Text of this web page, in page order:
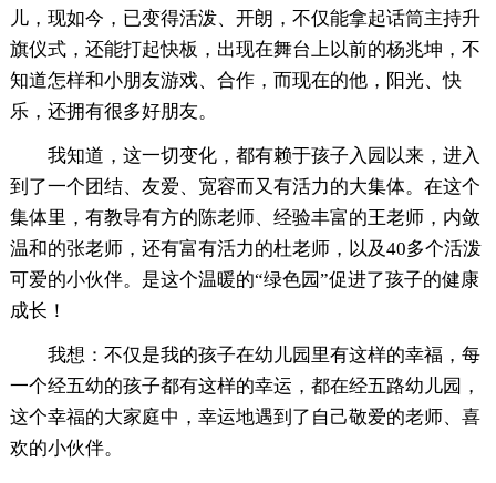
儿，现如今，已变得活泼、开朗，不仅能拿起话筒主持升
旗仪式，还能打起快板，出现在舞台上以前的杨兆坤，不
知道怎样和小朋友游戏、合作，而现在的他，阳光、快
乐，还拥有很多好朋友。
我知道，这一切变化，都有赖于孩子入园以来，进入
到了一个团结、友爱、宽容而又有活力的大集体。在这个
集体里，有教导有方的陈老师、经验丰富的王老师，内敛
温和的张老师，还有富有活力的杜老师，以及40多个活泼
可爱的小伙伴。是这个温暖的“绿色园”促进了孩子的健康
成长！
我想：不仅是我的孩子在幼儿园里有这样的幸福，每
一个经五幼的孩子都有这样的幸运，都在经五路幼儿园，
这个幸福的大家庭中，幸运地遇到了自己敬爱的老师、喜
欢的小伙伴。